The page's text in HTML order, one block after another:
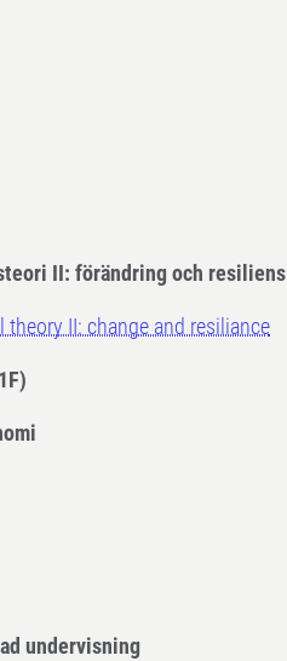
II: förändring och resiliens
theory II: change and resiliance
undervisning